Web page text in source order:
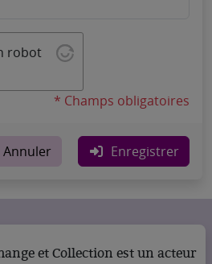
robot
* Champs obligatoires
Annuler Enregistrer
et Collection est un acteur